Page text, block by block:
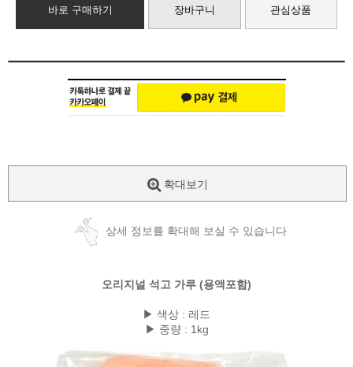
바로 구매하기 장바구니 관심상품
확대보기
상세 정보를 확대해 보실 수 있습니다
오리지널 석고 가루 (용액포함)
▶ 색상 : 레드
▶ 중량 : 1kg